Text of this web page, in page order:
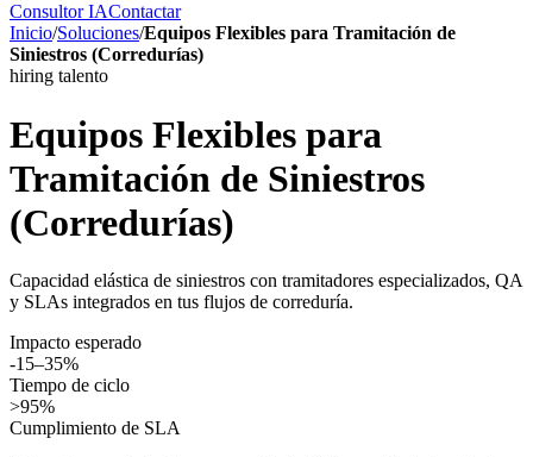
Consultor IAContactar
Inicio/Soluciones/Equipos Flexibles para Tramitación de
Siniestros (Corredurías)
hiring talento
Equipos Flexibles para
Tramitación de Siniestros
(Corredurías)
Capacidad elástica de siniestros con tramitadores especializados, QA
y SLAs integrados en tus flujos de correduría.
Impacto esperado
-15–35%
Tiempo de ciclo
>95%
Cumplimiento de SLA